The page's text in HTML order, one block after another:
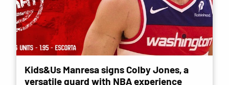
Kids&Us Manresa signs Colby Jones, a
versatile guard with NBA experience